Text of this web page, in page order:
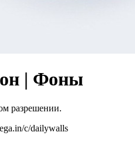
| Фоны
разрешении.
c/dailywalls